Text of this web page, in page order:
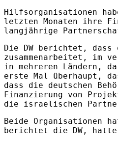
Hilfsorganisationen
letzten Monaten ihre
langjährige
Die DW berichtet, dass
zusammenarbeitet, im
in mehreren Ländern,
erste Mal überhaupt,
dass die deutschen
Finanzierung von
die israelischen
Beide Organisationen
berichtet die DW, hatte